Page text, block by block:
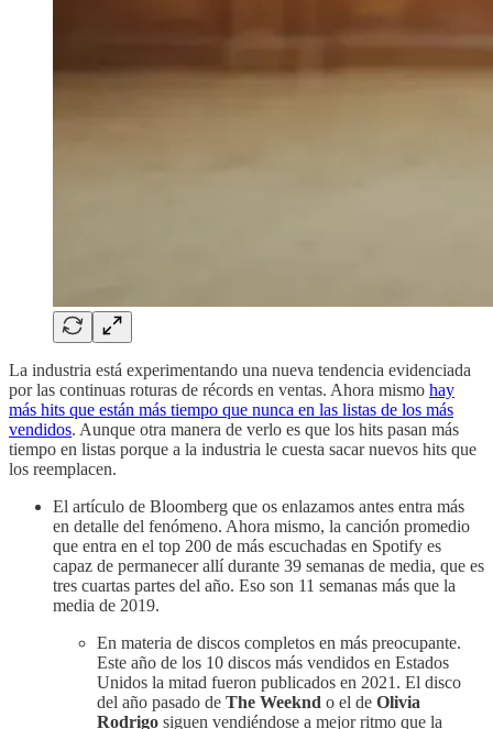
La industria está experimentando una nueva tendencia evidenciada
por las continuas roturas de récords en ventas. Ahora mismo hay
más hits que están más tiempo que nunca en las listas de los más
vendidos. Aunque otra manera de verlo es que los hits pasan más
tiempo en listas porque a la industria le cuesta sacar nuevos hits que
los reemplacen.
El artículo de Bloomberg que os enlazamos antes entra más
en detalle del fenómeno. Ahora mismo, la canción promedio
que entra en el top 200 de más escuchadas en Spotify es
capaz de permanecer allí durante 39 semanas de media, que es
tres cuartas partes del año. Eso son 11 semanas más que la
media de 2019.
En materia de discos completos en más preocupante.
Este año de los 10 discos más vendidos en Estados
Unidos la mitad fueron publicados en 2021. El disco
del año pasado de The Weeknd o el de Olivia
Rodrigo siguen vendiéndose a mejor ritmo que la